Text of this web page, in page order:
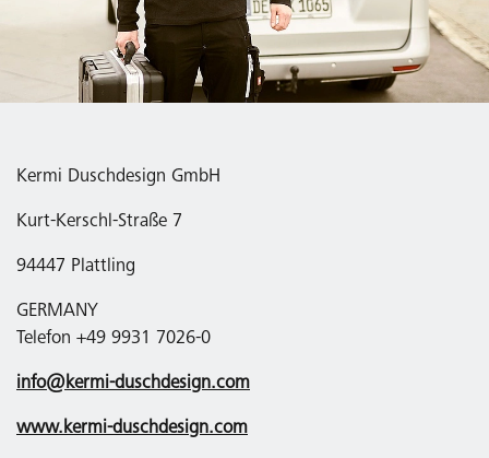
Kermi Duschdesign GmbH
Kurt-Kerschl-Straße 7
94447 Plattling
GERMANY
Telefon +49 9931 7026-0
info@kermi-duschdesign.com
www.kermi-duschdesign.com